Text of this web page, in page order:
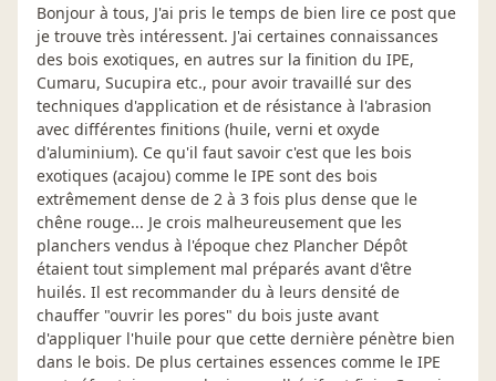
Bonjour à tous, J'ai pris le temps de bien lire ce post que
je trouve très intéressent. J'ai certaines connaissances
des bois exotiques, en autres sur la finition du IPE,
Cumaru, Sucupira etc., pour avoir travaillé sur des
techniques d'application et de résistance à l'abrasion
avec différentes finitions (huile, verni et oxyde
d'aluminium). Ce qu'il faut savoir c'est que les bois
exotiques (acajou) comme le IPE sont des bois
extrêmement dense de 2 à 3 fois plus dense que le
chêne rouge... Je crois malheureusement que les
planchers vendus à l'époque chez Plancher Dépôt
étaient tout simplement mal préparés avant d'être
huilés. Il est recommander du à leurs densité de
chauffer "ouvrir les pores" du bois juste avant
d'appliquer l'huile pour que cette dernière pénètre bien
dans le bois. De plus certaines essences comme le IPE